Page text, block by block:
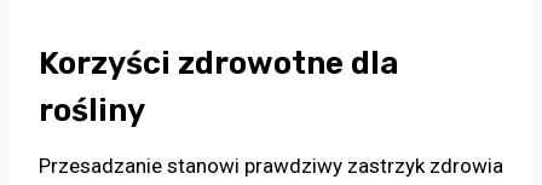
Korzyści zdrowotne dla
rośliny
Przesadzanie stanowi prawdziwy zastrzyk zdrowia